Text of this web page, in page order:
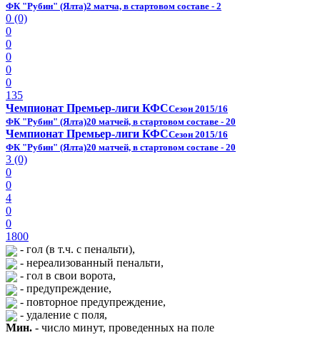
ФК "Рубин" (Ялта)2 матча, в стартовом составе - 2
0 (0)
0
0
0
0
0
135
Чемпионат Премьер-лиги КФССезон 2015/16
ФК "Рубин" (Ялта)20 матчей, в стартовом составе - 20
Чемпионат Премьер-лиги КФССезон 2015/16
ФК "Рубин" (Ялта)20 матчей, в стартовом составе - 20
3 (0)
0
0
4
0
0
1800
- гол (в т.ч. с пенальти),
- нереализованный пенальти,
- гол в свои ворота,
- предупреждение,
- повторное предупреждение,
- удаление с поля,
Мин. - число минут, проведенных на поле